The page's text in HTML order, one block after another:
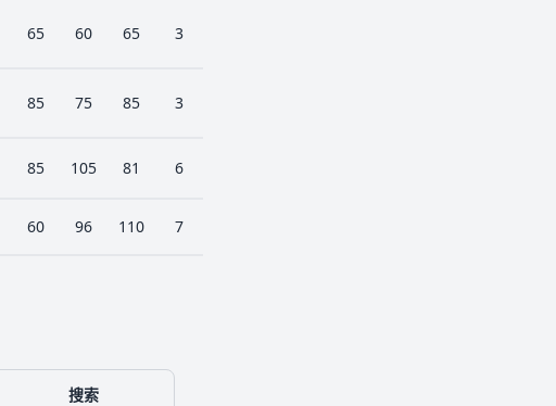
65 60 65 3
85 75 85 3
85 105 81 6
60 96 110 7
搜索